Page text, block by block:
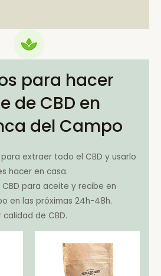
para hacer
de CBD en
del Campo
extraer todo el CBD y usarlo
hacer en casa.
para aceite y recibe en
en las próximas 24h-48h.
de CBD.